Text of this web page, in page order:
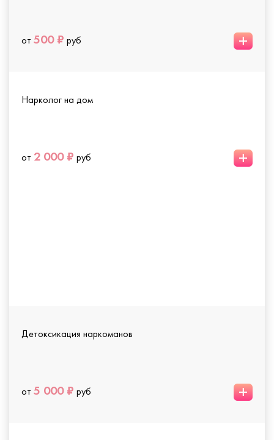
от 500 ₽ руб +
Нарколог на дом
от 2 000 ₽ руб +
Детоксикация наркоманов
от 5 000 ₽ руб +